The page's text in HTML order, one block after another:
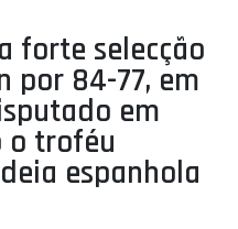
forte selecção
por 84-77, em
em
o troféu
espanhola